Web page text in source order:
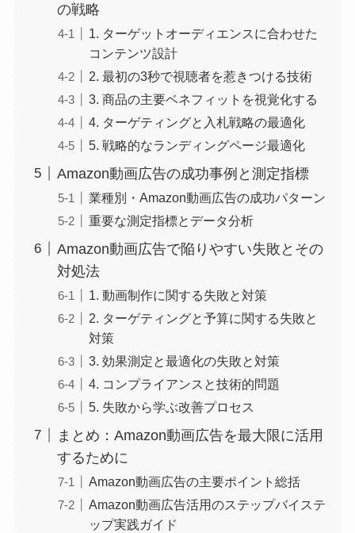
の戦略
1. ターゲットオーディエンスに合わせた
コンテンツ設計
2. 最初の3秒で視聴者を惹きつける技術
3. 商品の主要ベネフィットを視覚化する
4. ターゲティングと入札戦略の最適化
5. 戦略的なランディングページ最適化
Amazon動画広告の成功事例と測定指標
業種別・Amazon動画広告の成功パターン
重要な測定指標とデータ分析
Amazon動画広告で陥りやすい失敗とその
対処法
1. 動画制作に関する失敗と対策
2. ターゲティングと予算に関する失敗と
対策
3. 効果測定と最適化の失敗と対策
4. コンプライアンスと技術的問題
5. 失敗から学ぶ改善プロセス
まとめ：Amazon動画広告を最大限に活用
するために
Amazon動画広告の主要ポイント総括
Amazon動画広告活用のステップバイステ
ップ実践ガイド